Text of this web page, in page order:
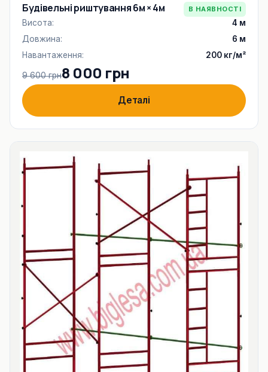
Будівельні риштування 6м × 4м В НАЯВНОСТІ
Висота:
4 м
Довжина:
6 м
Навантаження:
200 кг/м²
9 600 грн8 000 грн
Деталі